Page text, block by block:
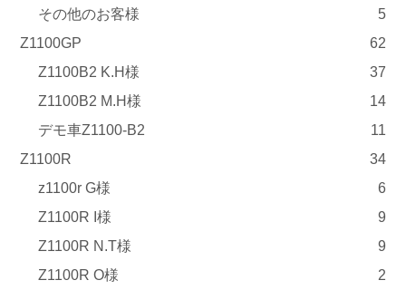
その他のお客様
5
Z1100GP
62
Z1100B2 K.H様
37
Z1100B2 M.H様
14
デモ車Z1100-B2
11
Z1100R
34
z1100r G様
6
Z1100R I様
9
Z1100R N.T様
9
Z1100R O様
2